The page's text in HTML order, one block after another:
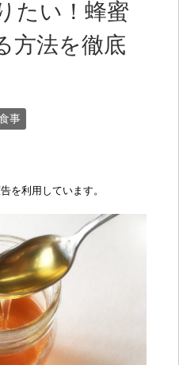
たい！蜂蜜
方法を徹底
事
を利用しています。